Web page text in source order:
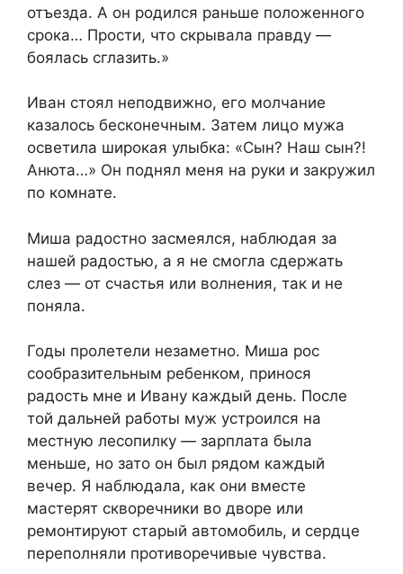
отъезда. А он родился раньше положенного
срока… Прости, что скрывала правду —
боялась сглазить.»
Иван стоял неподвижно, его молчание
казалось бесконечным. Затем лицо мужа
осветила широкая улыбка: «Сын? Наш сын?!
Анюта…» Он поднял меня на руки и закружил
по комнате.
Миша радостно засмеялся, наблюдая за
нашей радостью, а я не смогла сдержать
слез — от счастья или волнения, так и не
поняла.
Годы пролетели незаметно. Миша рос
сообразительным ребенком, принося
радость мне и Ивану каждый день. После
той дальней работы муж устроился на
местную лесопилку — зарплата была
меньше, но зато он был рядом каждый
вечер. Я наблюдала, как они вместе
мастерят скворечники во дворе или
ремонтируют старый автомобиль, и сердце
переполняли противоречивые чувства.